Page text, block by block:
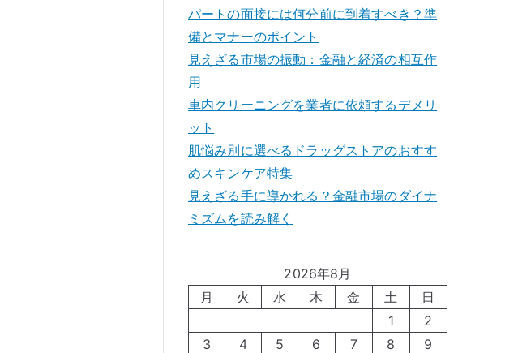
パートの面接には何分前に到着すべき？準
備とマナーのポイント
見えざる市場の振動：金融と経済の相互作
用
車内クリーニングを業者に依頼するデメリ
ット
肌悩み別に選べるドラッグストアのおすす
めスキンケア特集
見えざる手に導かれる？金融市場のダイナ
ミズムを読み解く
2026年8月
月
火 水 木 金 土
日
1
2
3
4 5 6 7 8
9